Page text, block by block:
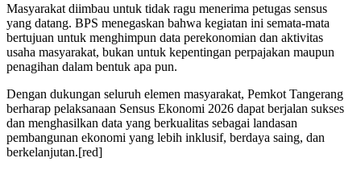
Masyarakat diimbau untuk tidak ragu menerima petugas sensus
yang datang. BPS menegaskan bahwa kegiatan ini semata-mata
bertujuan untuk menghimpun data perekonomian dan aktivitas
usaha masyarakat, bukan untuk kepentingan perpajakan maupun
penagihan dalam bentuk apa pun.
Dengan dukungan seluruh elemen masyarakat, Pemkot Tangerang
berharap pelaksanaan Sensus Ekonomi 2026 dapat berjalan sukses
dan menghasilkan data yang berkualitas sebagai landasan
pembangunan ekonomi yang lebih inklusif, berdaya saing, dan
berkelanjutan.[red]